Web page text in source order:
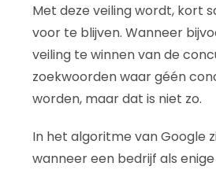
Met deze veiling wordt, kort
voor te blijven. Wanneer
veiling te winnen van de
zoekwoorden waar géén
worden, maar dat is niet zo.
In het algoritme van Google
wanneer een bedrijf als